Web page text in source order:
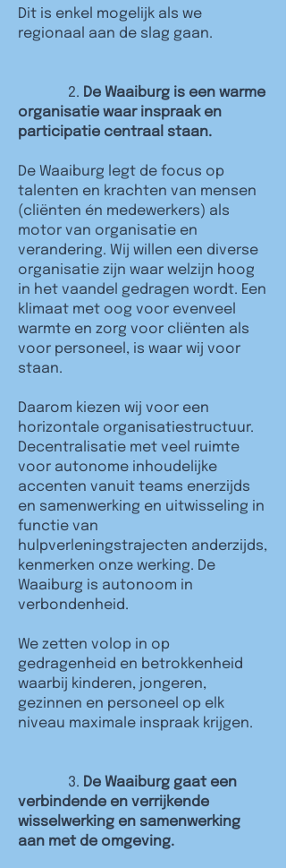
Dit is enkel mogelijk als we
regionaal aan de slag gaan.
2. De Waaiburg is een warme
organisatie waar inspraak en
participatie centraal staan.
De Waaiburg legt de focus op
talenten en krachten van mensen
(cliënten én medewerkers) als
motor van organisatie en
verandering. Wij willen een diverse
organisatie zijn waar welzijn hoog
in het vaandel gedragen wordt. Een
klimaat met oog voor evenveel
warmte en zorg voor cliënten als
voor personeel, is waar wij voor
staan.
Daarom kiezen wij voor een
horizontale organisatiestructuur.
Decentralisatie met veel ruimte
voor autonome inhoudelijke
accenten vanuit teams enerzijds
en samenwerking en uitwisseling in
functie van
hulpverleningstrajecten anderzijds,
kenmerken onze werking. De
Waaiburg is autonoom in
verbondenheid.
We zetten volop in op
gedragenheid en betrokkenheid
waarbij kinderen, jongeren,
gezinnen en personeel op elk
niveau maximale inspraak krijgen.
3. De Waaiburg gaat een
verbindende en verrijkende
wisselwerking en samenwerking
aan met de omgeving.